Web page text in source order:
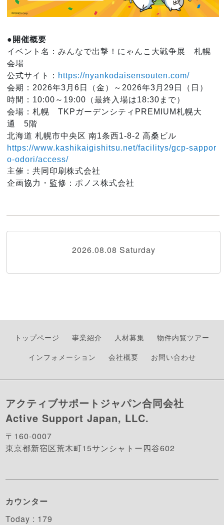
●開催概要
イベント名：みんなで出撃！にゃんこ大戦争展 札幌
会場
公式サイト： https://nyankodaisensouten.com/
会期：2026年3月6日（金）～2026年3月29日（日）
時間：10:00～19:00（最終入場は18:30まで）
会場：札幌 TKPガーデンシティPREMIUM札幌大
通 5階
北海道 札幌市中央区 南1条西1-8-2 高桑ビル
https://www.kashikaigishitsu.net/facilitys/gcp-sappor
o-odori/access/
主催：共同印刷株式会社
企画協力・監修：ポノス株式会社
2026.08.08 Saturday
トップページ 事業紹介 人材募集
物件内覧ツアー
インフォメーション
会社概要 お問い合わせ
アクティブサポートジャパン合同会社
Active Support Japan, LLC.
〒160-0007
東京都新宿区荒木町15サンシャトー四谷602
カウンター
Today : 179